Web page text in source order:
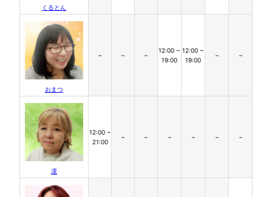
くるとん
おまつ
– – –
12:00 ~
19:00
12:00 ~
19:00
– –
凛
12:00 ~
21:00
– – – – – –